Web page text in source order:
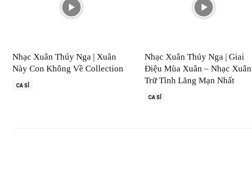
Nhạc Xuân Thúy Nga | Xuân
Này Con Không Về Collection
CA SĨ
Nhạc Xuân Thúy Nga | Giai
Điệu Mùa Xuân – Nhạc Xuân
Trữ Tình Lãng Mạn Nhất
CA SĨ